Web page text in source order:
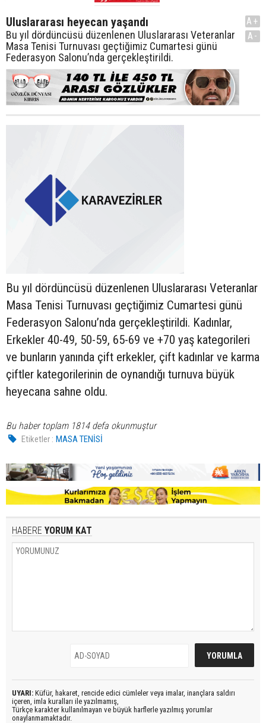
Uluslararası heyecan yaşandı
Bu yıl dördüncüsü düzenlenen Uluslararası Veteranlar
Masa Tenisi Turnuvası geçtiğimiz Cumartesi günü
Federasyon Salonu’nda gerçekleştirildi.
A+
A-
Bu yıl dördüncüsü düzenlenen Uluslararası Veteranlar
Masa Tenisi Turnuvası geçtiğimiz Cumartesi günü
Federasyon Salonu’nda gerçekleştirildi. Kadınlar,
Erkekler 40-49, 50-59, 65-69 ve +70 yaş kategorileri
ve bunların yanında çift erkekler, çift kadınlar ve karma
çiftler kategorilerinin de oynandığı turnuva büyük
heyecana sahne oldu.
Bu haber toplam 1814 defa okunmuştur
Etiketler : MASA TENİSİ
HABERE YORUM KAT
UYARI: Küfür, hakaret, rencide edici cümleler veya imalar, inançlara saldırı
içeren, imla kuralları ile yazılmamış,
Türkçe karakter kullanılmayan ve büyük harflerle yazılmış yorumlar
onaylanmamaktadır.